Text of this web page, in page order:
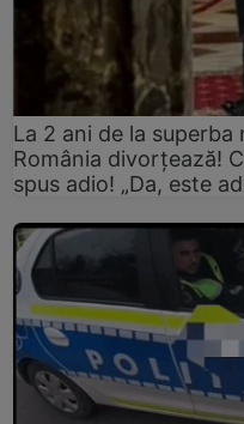
La 2 ani de la
România divorțează!
spus adio! „Da, este